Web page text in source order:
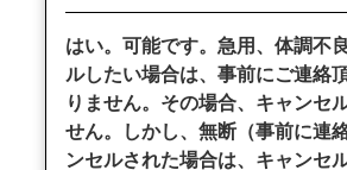
はい。可能です。急用、体調不
ルしたい場合は、事前にご連絡
りません。その場合、キャンセ
せん。しかし、無断（事前に連
ンセルされた場合は、キャンセ